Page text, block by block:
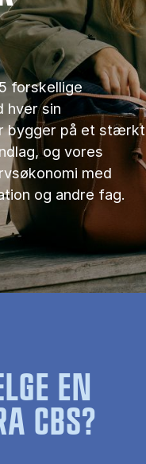
forskellige
hver sin
bygger på et stærkt
og vores
med
og andre fag.
EN
CBS?